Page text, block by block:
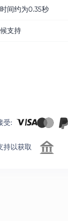
间约为0.35秒
支持
受:
持以获取